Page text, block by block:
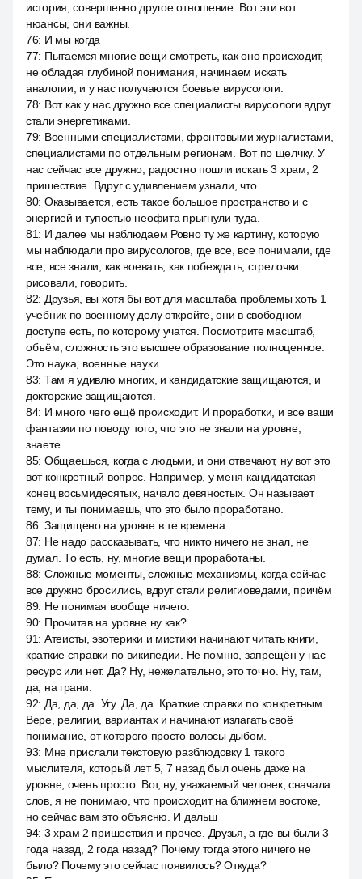
история, совершенно другое отношение. Вот эти вот
нюансы, они важны.
76: И мы когда
77: Пытаемся многие вещи смотреть, как оно происходит,
не обладая глубиной понимания, начинаем искать
аналогии, и у нас получаются боевые вирусологи.
78: Вот как у нас дружно все специалисты вирусологи вдруг
стали энергетиками.
79: Военными специалистами, фронтовыми журналистами,
специалистами по отдельным регионам. Вот по щелчку. У
нас сейчас все дружно, радостно пошли искать 3 храм, 2
пришествие. Вдруг с удивлением узнали, что
80: Оказывается, есть такое большое пространство и с
энергией и тупостью неофита прыгнули туда.
81: И далее мы наблюдаем Ровно ту же картину, которую
мы наблюдали про вирусологов, где все, все понимали, где
все, все знали, как воевать, как побеждать, стрелочки
рисовали, говорить.
82: Друзья, вы хотя бы вот для масштаба проблемы хоть 1
учебник по военному делу откройте, они в свободном
доступе есть, по которому учатся. Посмотрите масштаб,
объём, сложность это высшее образование полноценное.
Это наука, военные науки.
83: Там я удивлю многих, и кандидатские защищаются, и
докторские защищаются.
84: И много чего ещё происходит. И проработки, и все ваши
фантазии по поводу того, что это не знали на уровне,
знаете.
85: Общаешься, когда с людьми, и они отвечают, ну вот это
вот конкретный вопрос. Например, у меня кандидатская
конец восьмидесятых, начало девяностых. Он называет
тему, и ты понимаешь, что это было проработано.
86: Защищено на уровне в те времена.
87: Не надо рассказывать, что никто ничего не знал, не
думал. То есть, ну, многие вещи проработаны.
88: Сложные моменты, сложные механизмы, когда сейчас
все дружно бросились, вдруг стали религиоведами, причём
89: Не понимая вообще ничего.
90: Прочитав на уровне ну как?
91: Атеисты, эзотерики и мистики начинают читать книги,
краткие справки по википедии. Не помню, запрещён у нас
ресурс или нет. Да? Ну, нежелательно, это точно. Ну, там,
да, на грани.
92: Да, да, да. Угу. Да, да. Краткие справки по конкретным
Вере, религии, вариантах и начинают излагать своё
понимание, от которого просто волосы дыбом.
93: Мне прислали текстовую разблюдовку 1 такого
мыслителя, который лет 5, 7 назад был очень даже на
уровне, очень просто. Вот, ну, уважаемый человек, сначала
слов, я не понимаю, что происходит на ближнем востоке,
но сейчас вам это объясню. И дальш
94: 3 храм 2 пришествия и прочее. Друзья, а где вы были 3
года назад, 2 года назад? Почему тогда этого ничего не
было? Почему это сейчас появилось? Откуда?